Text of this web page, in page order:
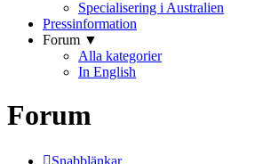
Specialisering i Australien
Pressinformation
Forum ▼
Alla kategorier
In English
Forum